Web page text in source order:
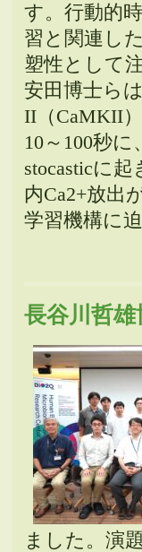
す。行動的
習と関連し
塑性として
安田博士ら
II（CaMKII
10～100秒
stocasticに
内Ca2+放出
学習機構に
長谷川哲
ました。演